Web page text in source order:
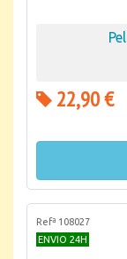
22,90 €
Refª 108027
ENVIO 24H